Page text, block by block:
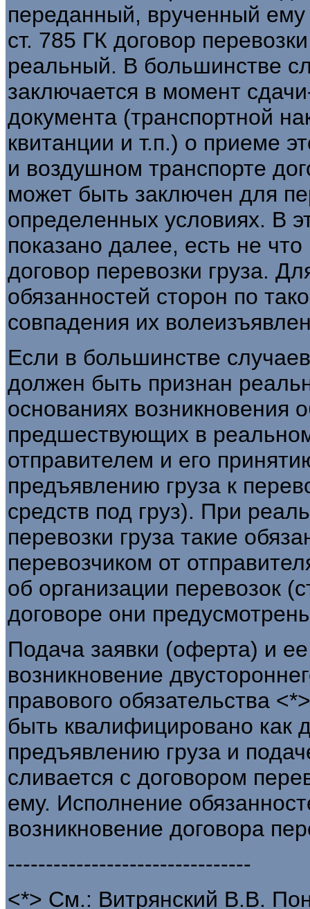
переданный, врученный ему
ст. 785 ГК договор
реальный. В большинстве
заключается в момент
документа (транспортной
квитанции и т.п.) о приеме
и воздушном транспорте
может быть заключен для
определенных условиях. В
показано далее, есть не
договор перевозки груза.
обязанностей сторон по
совпадения их
Если в большинстве
должен быть признан
основаниях возникновения
предшествующих в
отправителем и его
предъявлению груза к
средств под груз). При
перевозки груза такие
перевозчиком от
об организации перевозок
договоре они
Подача заявки (оферта) и
возникновение
правового обязательства
быть квалифицировано как
предъявлению груза и
сливается с договором
ему. Исполнение
возникновение договора
--------------------------------
<*> См.: Витрянский В.В.